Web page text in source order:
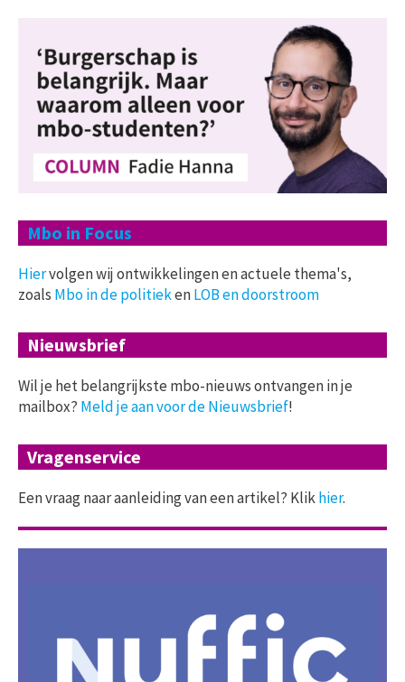
Mbo in Focus
Hiervolgen wij ontwikkelingen en actuele thema's,
zoals Mbo in de politiekenLOB en doorstroom
Nieuwsbrief
Wil je het belangrijkste mbo-nieuws ontvangen in je
mailbox? Meld je aan voor de Nieuwsbrief!
Vragenservice
Een vraag naar aanleiding van een artikel? Klikhier.